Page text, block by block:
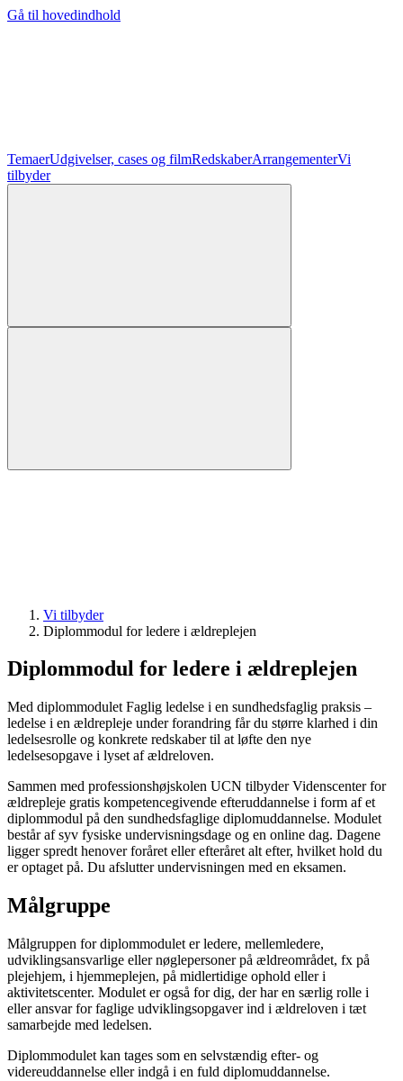
Gå til hovedindhold
TemaerUdgivelser, cases og filmRedskaberArrangementerVi
tilbyder
Vi tilbyder
Diplommodul for ledere i ældreplejen
Diplommodul for ledere i ældreplejen
Med diplommodulet Faglig ledelse i en sundhedsfaglig praksis –
ledelse i en ældrepleje under forandring får du større klarhed i din
ledelsesrolle og konkrete redskaber til at løfte den nye
ledelsesopgave i lyset af ældreloven.
Sammen med professionshøjskolen UCN tilbyder Videnscenter for
ældrepleje gratis kompetencegivende efteruddannelse i form af et
diplommodul på den sundhedsfaglige diplomuddannelse. Modulet
består af syv fysiske undervisningsdage og en online dag. Dagene
ligger spredt henover foråret eller efteråret alt efter, hvilket hold du
er optaget på. Du afslutter undervisningen med en eksamen.
Målgruppe
Målgruppen for diplommodulet er ledere, mellemledere,
udviklingsansvarlige eller nøglepersoner på ældreområdet, fx på
plejehjem, i hjemmeplejen, på midlertidige ophold eller i
aktivitetscenter. Modulet er også for dig, der har en særlig rolle i
eller ansvar for faglige udviklingsopgaver ind i ældreloven i tæt
samarbejde med ledelsen.
Diplommodulet kan tages som en selvstændig efter- og
videreuddannelse eller indgå i en fuld diplomuddannelse.